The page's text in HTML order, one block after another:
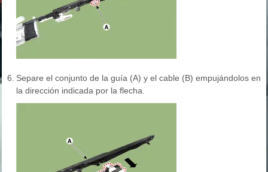
6. Separe el conjunto de la guía (A) y el cable (B) empujándolos en
la dirección indicada por la flecha.